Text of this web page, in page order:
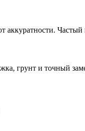
аккуратности.
грунт и точный